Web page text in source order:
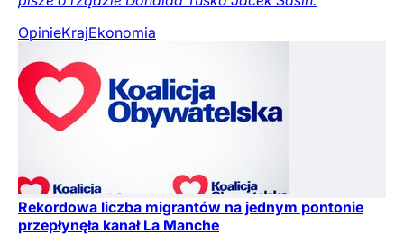
OpinieKrajEkonomia
Rekordowa liczba migrantów na jednym pontonie
przepłynęła kanał La Manche